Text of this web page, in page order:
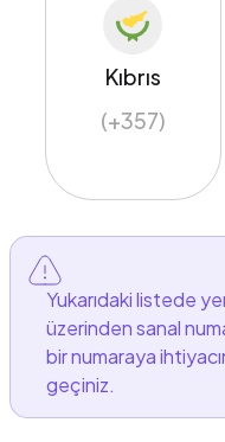
Kıbrıs
(+357)
Yukarıdaki listede
üzerinden sanal
bir numaraya
geçiniz.